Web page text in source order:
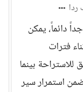
دائماً، يمكن
فترات
بينما
استمرار سير